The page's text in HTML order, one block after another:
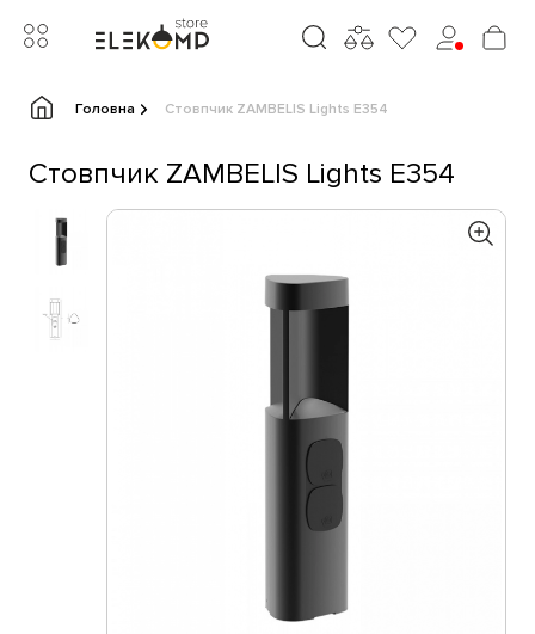
Головна Стовпчик ZAMBELIS Lights E354
Стовпчик ZAMBELIS Lights E354